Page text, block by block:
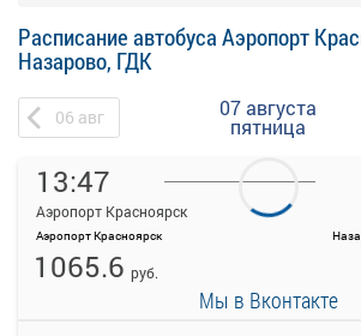
Расписание автобуса Аэропорт
Назарово, ГДК
06 авг 07 августа
пятница
13:47
Аэропорт Красноярск
Аэропорт Красноярск
1065.6 руб.
Мы в Вконтакте